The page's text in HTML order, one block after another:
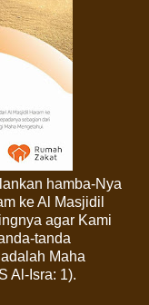
hamba-Nya
ke Al Masjidil
agar Kami
tanda
Maha
Al-Isra: 1).